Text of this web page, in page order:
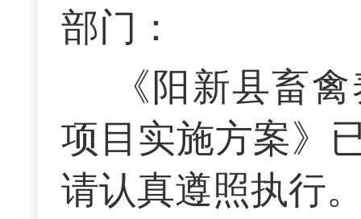
部门：
《阳新县畜
项目实施方案》
请认真遵照执行